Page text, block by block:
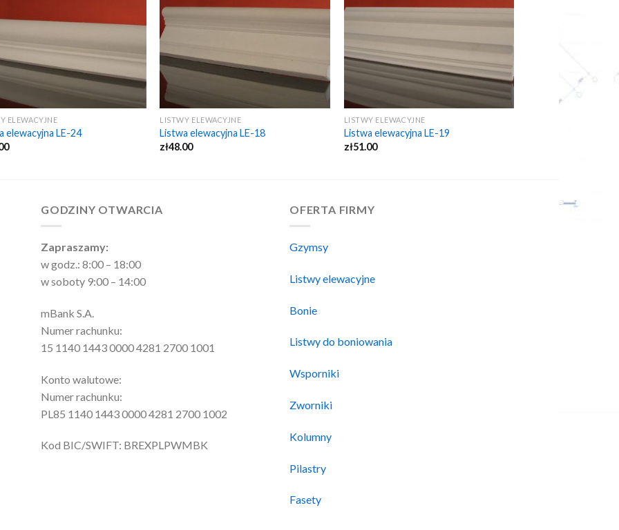
ELEWACYJNE
elewacyjna LE-24
LISTWY ELEWACYJNE
Listwa elewacyjna LE-18
zł48.00
LISTWY ELEWACYJNE
Listwa elewacyjna LE-19
zł51.00
GODZINY OTWARCIA
Zapraszamy:
w godz.: 8:00 – 18:00
w soboty 9:00 – 14:00
mBank S.A.
Numer rachunku:
15 1140 1443 0000 4281 2700 1001
Konto walutowe:
Numer rachunku:
PL85 1140 1443 0000 4281 2700 1002
Kod BIC/SWIFT: BREXPLPWMBK
OFERTA FIRMY
Gzymsy
Listwy elewacyjne
Bonie
Listwy do boniowania
Wsporniki
Zworniki
Kolumny
Pilastry
Fasety